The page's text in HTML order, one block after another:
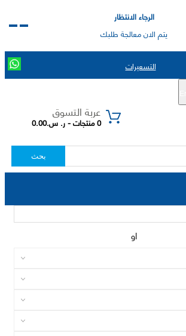
الرجاء الانتظار
يتم الان معالجة طلبك
التسعيرات
عربة التسوق
0 منتجات - ر. س.0.00
بحث
او